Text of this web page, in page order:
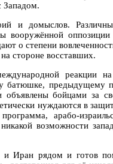
Западом.
и домыслов.
вооружённой
о степени
стороне восставших.
реакции
батюшке, предыдущему
объявлены бойцами за
нуждаются в
арабо-
возможности
Иран рядом и готов